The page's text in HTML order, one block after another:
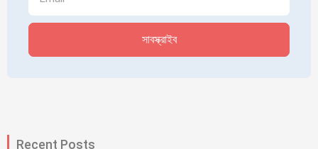
সাবস্ক্রাইব
Recent Posts